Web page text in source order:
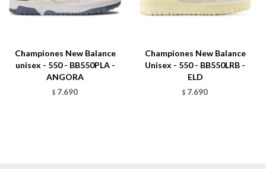
Championes New Balance
unisex - 550 - BB550PLA -
ANGORA
$ 7.690
Championes New Balance
Unisex - 550 - BB550LRB -
ELD
$ 7.690